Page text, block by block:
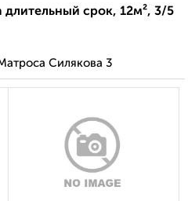
срок, 12м², 3/5
Силякова 3